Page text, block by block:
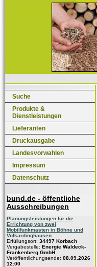
Suche
Produkte &
Dienstleistungen
Lieferanten
Druckausgabe
Landesvorwahlen
Impressum
Datenschutz
bund.de - öffentliche
Ausschreibungen
Planungsleistungen für die
Errichtung von zwei
Mobilfunkmasten in Böhne und
Volkardinghausen
Erfüllungsort: 34497 Korbach
Vergabestelle: Energie Waldeck-
Frankenberg GmbH
Veröffentlichungsende: 08.09.2026
12:00